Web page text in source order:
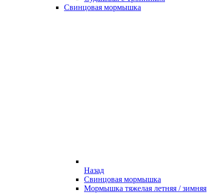
Свинцовая мормышка
Назад
Свинцовая мормышка
Мормышка тяжелая летняя / зимняя